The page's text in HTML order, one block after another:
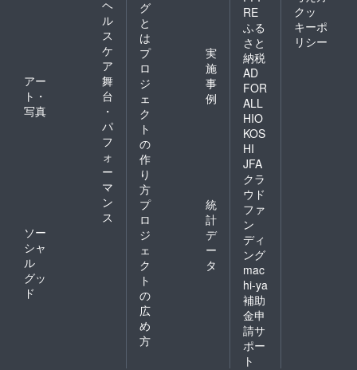
ヘ
ル
ス
ケ
ア
アー
ト・
写真
舞
台
・
パ
フ
ォ
ー
マ
ン
ス
ソー
シャ
ル
グッ
ド
グ
と
は
プ
ロ
ジ
ェ
ク
ト
の
作
り
方
実
施
事
例
プ
ロ
ジ
ェ
ク
ト
の
広
め
方
統
計
デ
ー
タ
RE
ふる
さと
納税
AD
FOR
ALL
HIO
KOS
HI
JFA
クラ
ウド
ファ
ン
ディ
ング
mac
hi-ya
補助
金申
請サ
ポー
ト
クッ
キーポ
リシー